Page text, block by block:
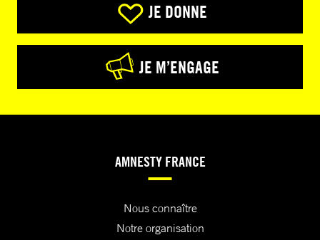
JE DONNE
JE M’ENGAGE
AMNESTY FRANCE
Nous connaître
Notre organisation